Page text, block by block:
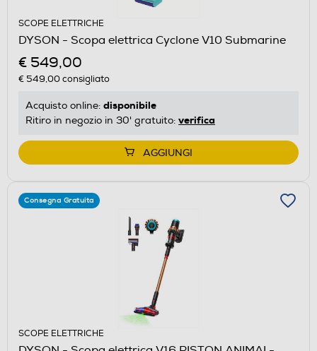
SCOPE ELETTRICHE
DYSON - Scopa elettrica Cyclone V10 Submarine
€ 549,00
€ 549,00consigliato
Acquisto online: disponibile
Ritiro in negozio in 30' gratuito: verifica
AGGIUNGI
Consegna Gratuita
SCOPE ELETTRICHE